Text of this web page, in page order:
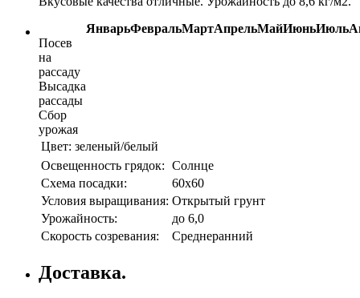
ЯнварьФевральМартАпрельМайИюньИюль
Посев
на
рассаду
Высадка
рассады
Сбор
урожая
Цвет: зеленый/белый
Освещенность грядок: Солнце
Схема посадки:
60х60
Условия выращивания: Открытый грунт
Урожайность:
до 6,0
Скорость созревания:
Среднеранний
Доставка.